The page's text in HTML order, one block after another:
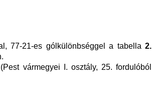
77-21-es gólkülönbséggel a tabella 2.
vármegyei I. osztály, 25. fordulóból